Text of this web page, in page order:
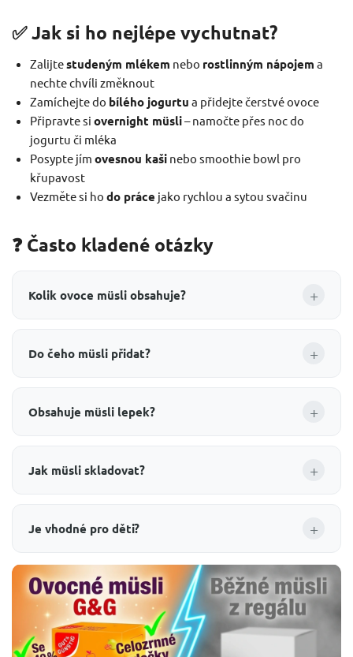
✅ Jak si ho nejlépe vychutnat?
Zalijtestudeným mlékem nebo rostlinným nápojem a
nechte chvíli změknout
Zamíchejte do bílého jogurtu a přidejte čerstvé ovoce
Připravte si overnight müsli– namočte přes noc do
jogurtu či mléka
Posypte jím ovesnou kašinebo smoothie bowl pro
křupavost
Vezměte si ho do práce jako rychlou a sytou svačinu
❓ Často kladené otázky
Kolik ovoce müsli obsahuje? +
Do čeho müsli přidat? +
Obsahuje müsli lepek? +
Jak müsli skladovat? +
Je vhodné pro děti? +